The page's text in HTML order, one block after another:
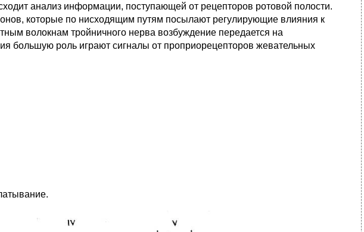
анализ информации, поступающей от рецепторов ротовой полости.
которые по нисходящим путям посылают регулирующие влияния к
волокнам тройничного нерва возбуждение передается на
большую роль играют сигналы от проприорецепторов жевательных